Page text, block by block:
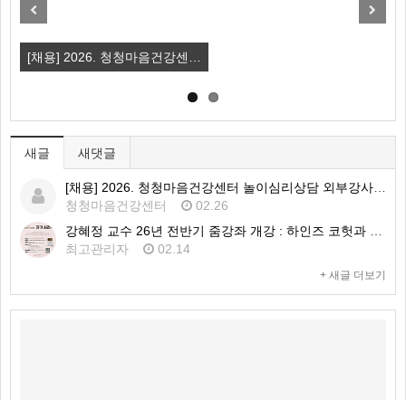
[채용] 2026. 청청마음건강센…
새글 새댓글
[채용] 2026. 청청마음건강센터 놀이심리상담 외부강사 1차 공개채용 공고
청청마음건강센터
02.26
강혜정 교수 26년 전반기 줌강좌 개강 : 하인즈 코헛과 자기심리학
최고관리자
02.14
+ 새글 더보기